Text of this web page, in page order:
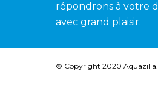
répondrons à votre
avec grand plaisir.
© Copyright 2020 Aquazilla.